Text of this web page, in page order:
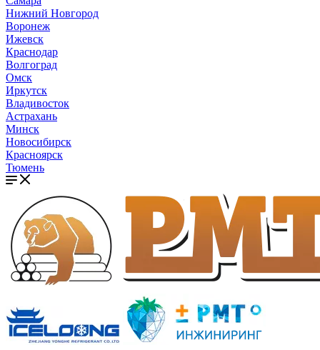
Нижний Новгород
Воронеж
Ижевск
Краснодар
Волгоград
Омск
Иркутск
Владивосток
Астрахань
Минск
Новосибирск
Красноярск
Тюмень